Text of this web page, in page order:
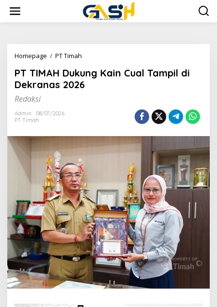
konten
Homepage / PT Timah
Dukung
Kain
Cual
PT TIMAH Dukung Kain Cual Tampil di
Dekranas 2026
Redaksi
Admin
08/07/2026
PT Timah